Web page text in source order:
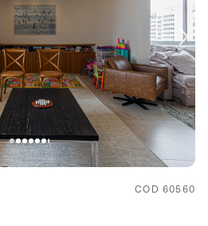
COD 60560